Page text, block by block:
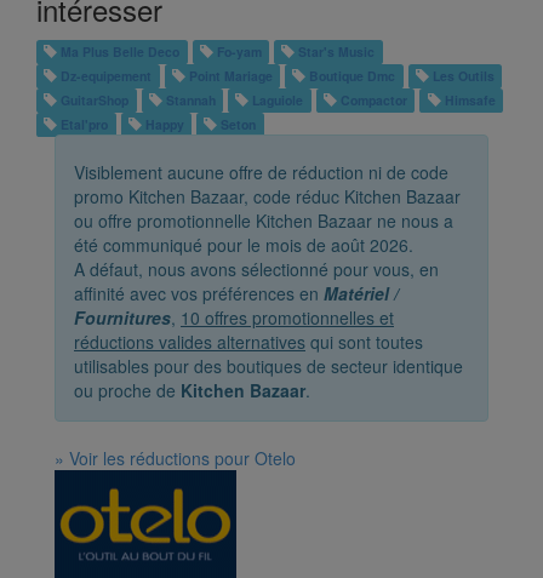
intéresser
Ma Plus Belle Deco Fo-yam
Star's Music
Dz-equipement
Point Mariage Boutique Dmc
Les Outils
GuitarShop
Stannah Laguiole Compactor
Himsafe
Etal'pro
Happy Seton
Visiblement aucune offre de réduction ni de code
promo Kitchen Bazaar, code réduc Kitchen Bazaar
ou offre promotionnelle Kitchen Bazaar ne nous a
été communiqué pour le mois de août 2026.
A défaut, nous avons sélectionné pour vous, en
affinité avec vos préférences en Matériel /
Fournitures, 10 offres promotionnelles et
réductions valides alternatives qui sont toutes
utilisables pour des boutiques de secteur identique
ou proche de Kitchen Bazaar.
» Voir les réductions pour Otelo